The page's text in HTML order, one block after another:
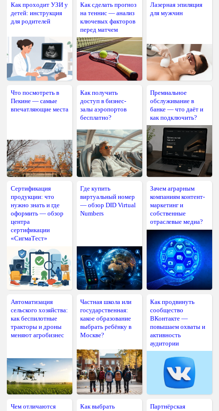
Как проходит УЗИ у
детей: инструкция
для родителей
Как сделать прогноз
на теннис — анализ
ключевых факторов
перед матчем
Лазерная эпиляция
для мужчин
Что посмотреть в
Пекине — самые
впечатляющие места
Как получить
доступ в бизнес-
залы аэропортов
бесплатно?
Премиальное
обслуживание в
банке — что даёт и
как подключить?
Сертификация
продукции: что
нужно знать и где
оформить — обзор
центра
сертификации
«СигмаТест»
Где купить
виртуальный номер
— обзор DID Virtual
Numbers
Зачем аграрным
компаниям контент-
маркетинг и
собственные
отраслевые медиа?
Автоматизация
сельского хозяйства:
как беспилотные
тракторы и дроны
меняют агробизнес
Частная школа или
государственная:
какое образование
выбрать ребёнку в
Москве?
Как продвинуть
сообщество
ВКонтакте —
повышаем охваты и
активность
аудитории
Чем отличаются
Как выбрать
Партнёрская